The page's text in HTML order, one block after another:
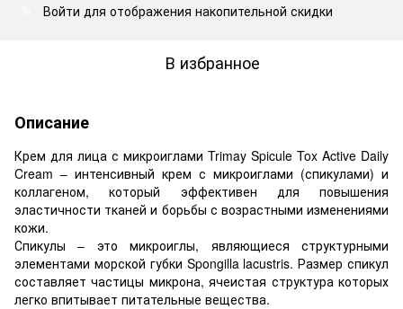
Войти для отображения накопительной скидки
В избранное
Описание
Крем для лица с микроиглами Trimay Spicule Tox Active Daily
Cream – интенсивный крем с микроиглами (спикулами) и
коллагеном, который эффективен для повышения
эластичности тканей и борьбы с возрастными изменениями
кожи.
Спикулы – это микроиглы, являющиеся структурными
элементами морской губки Spongilla lacustris. Размер спикул
составляет частицы микрона, ячеистая структура которых
легко впитывает питательные вещества.